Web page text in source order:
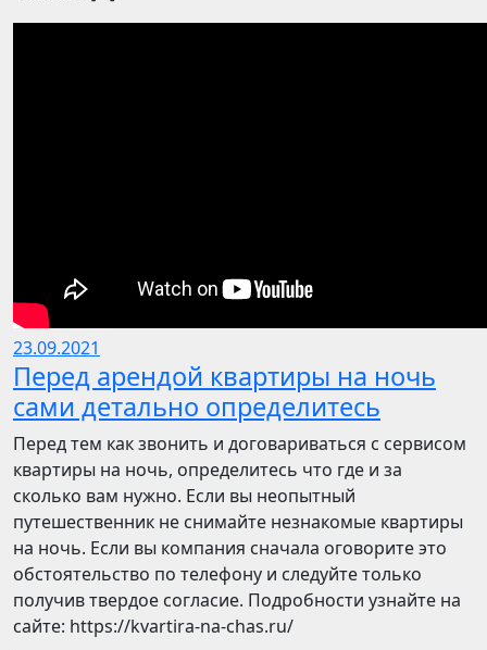
23.09.2021
Перед арендой квартиры на ночь
сами детально определитесь
Перед тем как звонить и договариваться с сервисом
квартиры на ночь, определитесь что где и за
сколько вам нужно. Если вы неопытный
путешественник не снимайте незнакомые квартиры
на ночь. Если вы компания сначала оговорите это
обстоятельство по телефону и следуйте только
получив твердое согласие. Подробности узнайте на
сайте: https://kvartira-na-chas.ru/